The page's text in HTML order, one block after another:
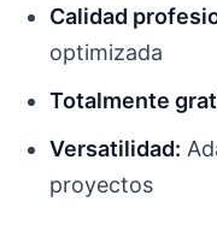
Calidad
optimizada
Totalmente
Versatilidad:
proyectos